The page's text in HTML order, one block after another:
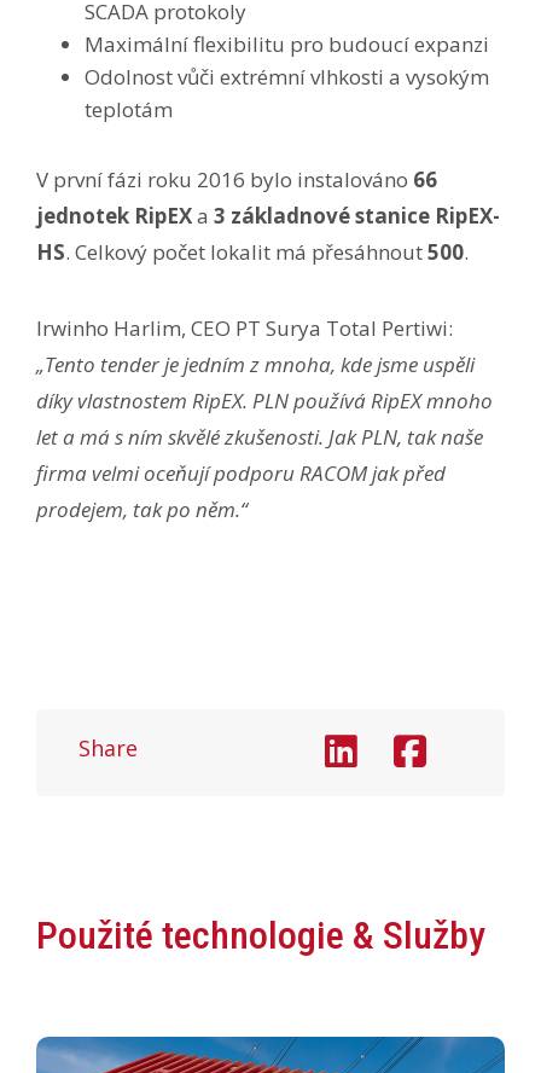
SCADA protokoly
Maximální flexibilitu pro budoucí expanzi
Odolnost vůči extrémní vlhkosti a vysokým
teplotám
V první fázi roku 2016 bylo instalováno 66
jednotek RipEXa 3 základnové stanice RipEX-
HS. Celkový počet lokalit má přesáhnout500.
Irwinho Harlim, CEO PT Surya Total Pertiwi:
„Tento tender je jedním z mnoha, kde jsme uspěli
díky vlastnostem RipEX. PLN používá RipEX mnoho
let a má s ním skvělé zkušenosti. Jak PLN, tak naše
firma velmi oceňují podporu RACOM jak před
prodejem, tak po něm.“
Share
Použité technologie & Služby